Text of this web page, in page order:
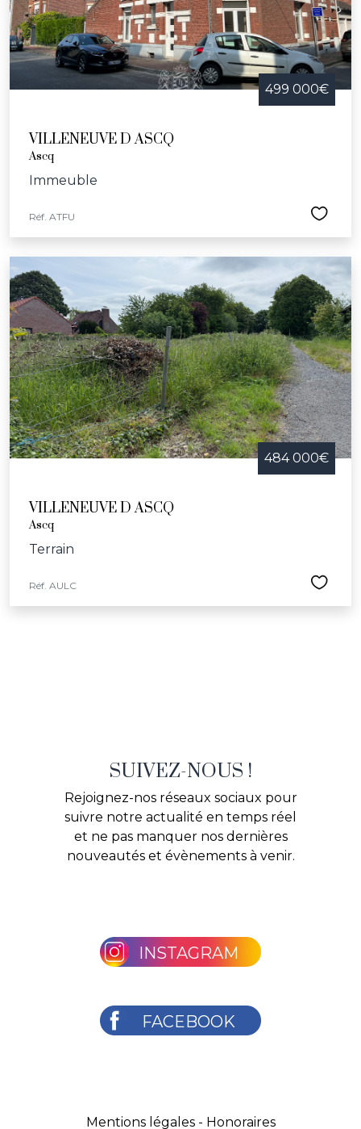
499 000€
VILLENEUVE D ASCQ
Ascq
Immeuble
Réf. ATFU
484 000€
VILLENEUVE D ASCQ
Ascq
Terrain
Réf. AULC
SUIVEZ-NOUS !
Rejoignez-nos réseaux sociaux pour
suivre notre actualité en temps réel
et ne pas manquer nos dernières
nouveautés et évènements à venir.
INSTAGRAM
FACEBOOK
Mentions légales- Honoraires